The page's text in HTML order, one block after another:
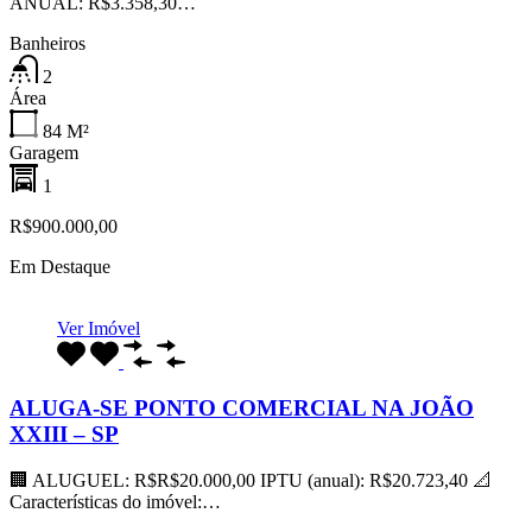
Banheiros
2
Área
84 M²
Garagem
1
R$900.000,00
Em Destaque
Ver Imóvel
ALUGA-SE PONTO COMERCIAL NA JOÃO
XXIII – SP
🏢 ALUGUEL: R$R$20.000,00 IPTU (anual): R$20.723,40 📐
Características do imóvel:…